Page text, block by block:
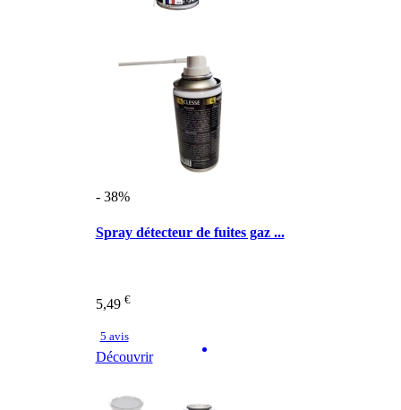
- 38%
Spray détecteur de fuites gaz ...
5,49 €
5 avis
Découvrir